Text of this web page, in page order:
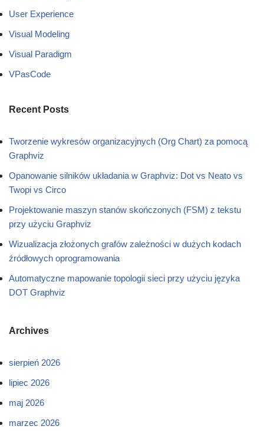
User Experience
Visual Modeling
Visual Paradigm
VPasCode
Recent Posts
Tworzenie wykresów organizacyjnych (Org Chart) za pomocą
Graphviz
Opanowanie silników układania w Graphviz: Dot vs Neato vs
Twopi vs Circo
Projektowanie maszyn stanów skończonych (FSM) z tekstu
przy użyciu Graphviz
Wizualizacja złożonych grafów zależności w dużych kodach
źródłowych oprogramowania
Automatyczne mapowanie topologii sieci przy użyciu języka
DOT Graphviz
Archives
sierpień 2026
lipiec 2026
maj 2026
marzec 2026